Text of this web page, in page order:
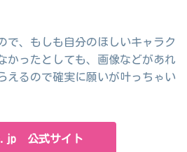
で、もしも自分のほしいキャラク
かったとしても、画像などがあれ
えるので確実に願いが叶っちゃい
公式サイト